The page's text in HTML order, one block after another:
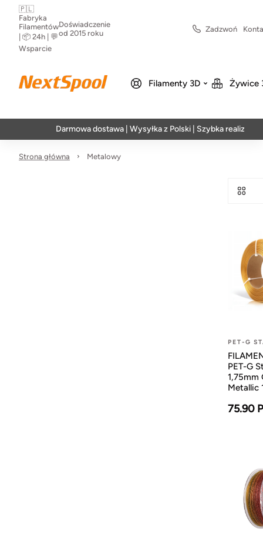
🇵🇱
Fabryka
Filamentów
| 📦 24h | 💬
Wsparcie
Doświadczenie
od 2015 roku
Zadzwoń
Filamenty 3D Żywice
Darmowa dostawa | Wysyłka z Polski | Szybka realizacja w
Strona główna Metalowy
PET-G
PET-G
1,75mm
Metallic
75.90